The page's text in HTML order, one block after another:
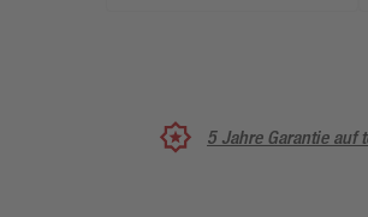
5 Jahre Garantie auf